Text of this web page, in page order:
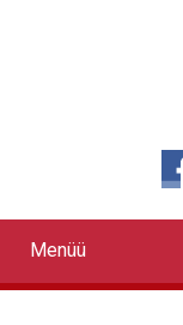
Primary
links
Menüü